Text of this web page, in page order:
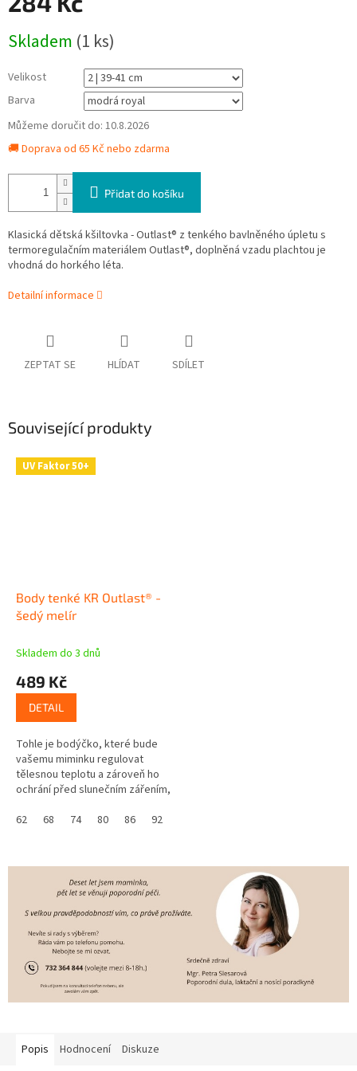
cena:
Skladem (1 ks)
Velikost
Barva
Můžeme doručit do: 10.8.2026
🚚 Doprava od 65 Kč nebo zdarma
Přidat do košíku
Klasická dětská kšiltovka - Outlast® z tenkého bavlněného úpletu s
termoregulačním materiálem Outlast®, doplněná vzadu plachtou je
vhodná do horkého léta.
Detailní informace
ZEPTAT SE HLÍDAT SDÍLET
Související produkty
UV Faktor 50+
Body tenké KR Outlast® -
šedý melír
Skladem do 3 dnů
489 Kč
DETAIL
Tohle je bodýčko, které bude
vašemu miminku regulovat
tělesnou teplotu a zároveň ho
ochrání před slunečním zářením,
UPF 50+. Skvělé že? Navíc se...
62 68 74 80 86 92
Popis Hodnocení Diskuze